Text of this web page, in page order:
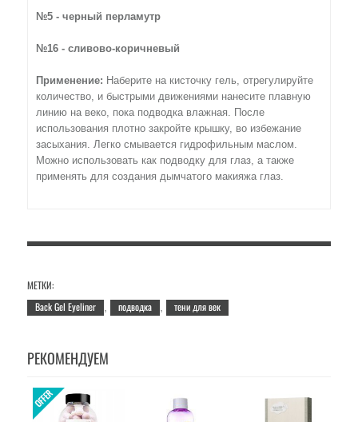
№5 - черный перламутр
№16 - сливово-коричневый
Применение: Наберите на кисточку гель, отрегулируйте
количество, и быстрыми движениями нанесите плавную
линию на веко, пока подводка влажная. После
использования плотно закройте крышку, во избежание
засыхания. Легко смывается гидрофильным маслом.
Можно использовать как подводку для глаз, а также
применять для создания дымчатого макияжа глаз.
МЕТКИ:
Back Gel Eyeliner
подводка тени для век
РЕКОМЕНДУЕМ